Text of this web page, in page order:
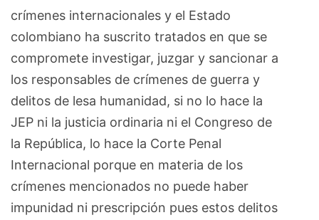
crímenes internacionales y el Estado
colombiano ha suscrito tratados en que se
compromete investigar, juzgar y sancionar a
los responsables de crímenes de guerra y
delitos de lesa humanidad, si no lo hace la
JEP ni la justicia ordinaria ni el Congreso de
la República, lo hace la Corte Penal
Internacional porque en materia de los
crímenes mencionados no puede haber
impunidad ni prescripción pues estos delitos